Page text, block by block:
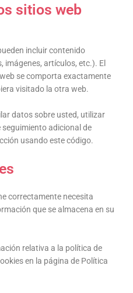
sitios web
incluir contenido
imágenes, artículos, etc.). El
se comporta exactamente
visitado la otra web.
datos sobre usted, utilizar
adicional de
usando este código.
correctamente necesita
que se almacena en su
relativa a la política de
en la página de Política